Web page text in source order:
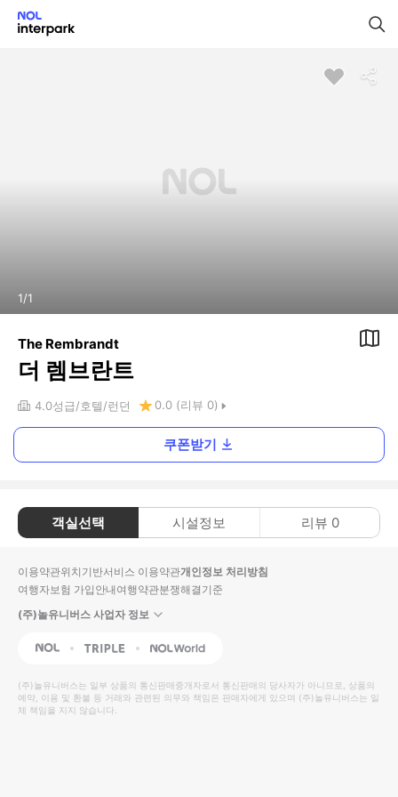
1/1
The Rembrandt
더 렘브란트
4.0성급 호텔 런던 0.0 (리뷰 0)
쿠폰받기
객실선택 시설정보 리뷰 0
이용약관위치기반서비스 이용약관개인정보 처리방침
여행자보험 가입안내여행약관분쟁해결기준
(주)놀유니버스 사업자 정보
NOL Triple Interpark Global
(주)놀유니버스는 일부 상품의 통신판매중개자로서 통신판매의 당사자가 아니므로, 상품의
예약, 이용 및 환불 등 거래와 관련된 의무와 책임은 판매자에게 있으며 (주)놀유니버스는 일
체 책임을 지지 않습니다.